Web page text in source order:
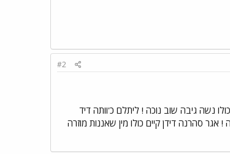
#2
כולו נשה גיבה שוב נוכה ! ליתלם כ'וותה דיד
! אגר סהרנה דידן קיים כולו מין שאננות מוזרה